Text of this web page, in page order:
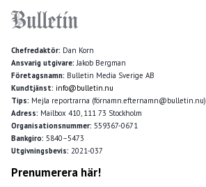
Chefredaktör: Dan Korn
Ansvarig utgivare: Jakob Bergman
Företagsnamn: Bulletin Media Sverige AB
Kundtjänst: info@bulletin.nu
Tips: Mejla reportrarna (förnamn.efternamn@bulletin.nu)
Adress: Mailbox 410, 111 73 Stockholm
Organisationsnummer: 559367-0671
Bankgiro: 5840–5473
Utgivningsbevis: 2021-037
Prenumerera här!